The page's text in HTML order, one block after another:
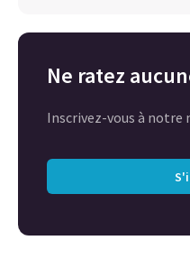
Ne ratez
Inscrivez-vous à